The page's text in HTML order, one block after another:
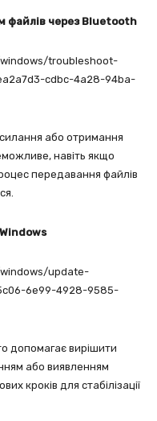
файлів через Bluetooth
troubleshoot-
cdbc-4a28-94ba-
або отримання
навіть якщо
передавання файлів
update-
6e99-4928-9585-
допомагає вирішити
або виявленням
кроків для стабілізації